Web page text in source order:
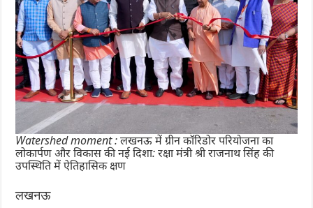
Watershed moment : लखनऊ में ग्रीन कॉरिडोर परियोजना का
लोकार्पण और विकास की नई दिशा: रक्षा मंत्री श्री राजनाथ सिंह की
उपस्थिति में ऐतिहासिक क्षण
लखनऊ